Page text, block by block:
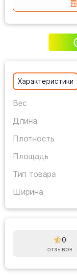
Характеристики
Вес
Длина
Плотность
Площадь
Тип товара
Ширина
0
отзывов